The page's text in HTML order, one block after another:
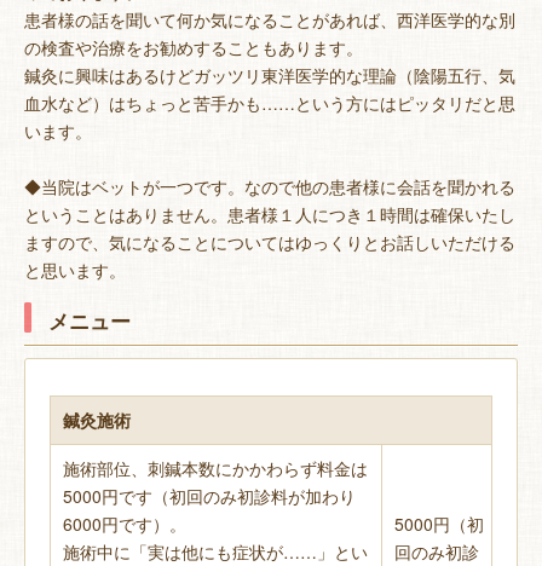
患者様の話を聞いて何か気になることがあれば、西洋医学的な別
の検査や治療をお勧めすることもあります。
鍼灸に興味はあるけどガッツリ東洋医学的な理論（陰陽五行、気
血水など）はちょっと苦手かも……という方にはピッタリだと思
います。
◆当院はベットが一つです。なので他の患者様に会話を聞かれる
ということはありません。患者様１人につき１時間は確保いたし
ますので、気になることについてはゆっくりとお話しいただける
と思います。
メニュー
鍼灸施術
施術部位、刺鍼本数にかかわらず料金は
5000円です（初回のみ初診料が加わり
6000円です）。
施術中に「実は他にも症状が……」とい
5000円（初
回のみ初診